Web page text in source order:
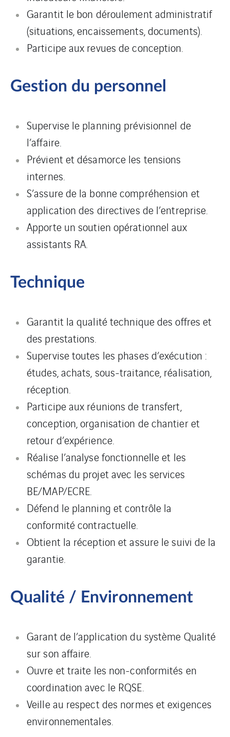
Garantit le bon déroulement administratif
(situations, encaissements, documents).
Participe aux revues de conception.
Gestion du personnel
Supervise le planning prévisionnel de
l’affaire.
Prévient et désamorce les tensions
internes.
S’assure de la bonne compréhension et
application des directives de l’entreprise.
Apporte un soutien opérationnel aux
assistants RA.
Technique
Garantit la qualité technique des offres et
des prestations.
Supervise toutes les phases d’exécution :
études, achats, sous-traitance, réalisation,
réception.
Participe aux réunions de transfert,
conception, organisation de chantier et
retour d’expérience.
Réalise l’analyse fonctionnelle et les
schémas du projet avec les services
BE/MAP/ECRE.
Défend le planning et contrôle la
conformité contractuelle.
Obtient la réception et assure le suivi de la
garantie.
Qualité / Environnement
Garant de l’application du système Qualité
sur son affaire.
Ouvre et traite les non-conformités en
coordination avec le RQSE.
Veille au respect des normes et exigences
environnementales.